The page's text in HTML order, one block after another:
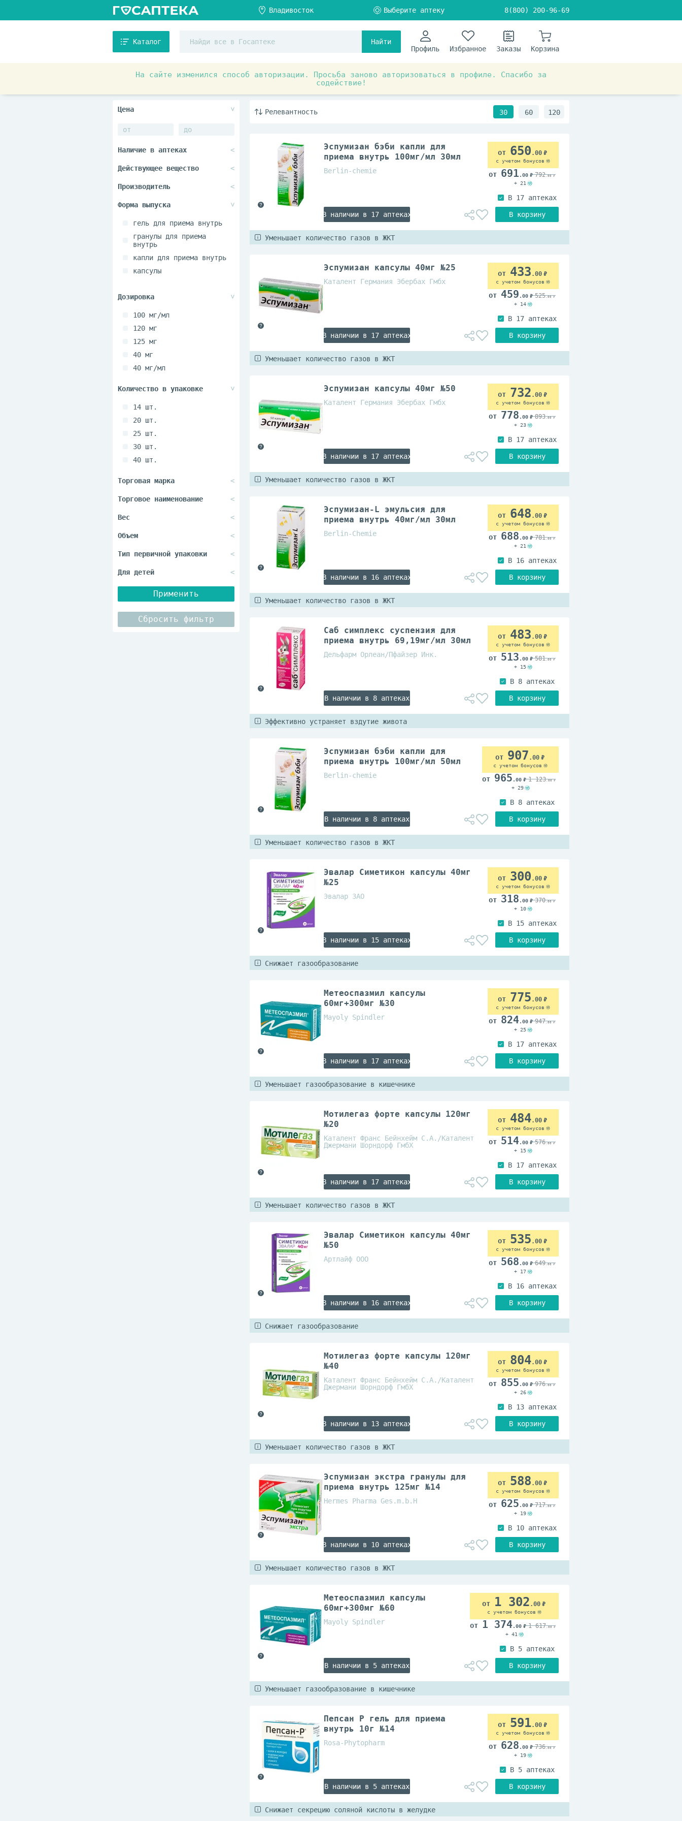
8(800) 200-96-69
Каталог
Найти
Профиль
Избранное Заказы Корзина
На сайте изменился способ авторизации. Просьба заново авторизоваться в профиле. Спасибо за
содействие!
Препараты при заболеваниях органов и систем
гель для приема внутрь
гранулы для приема
внутрь
капли для приема внутрь
капсулы
для приема внутрь
суспензия для приема
внутрь
100 мг/мл
120 мг
125 мг
40 мг
40 мг/мл
69.19 мг/мл
80 мг
14 шт.
20 шт.
25 шт.
30 шт.
40 шт.
Применить
Сбросить фильтр
Релевантность 30 60 120
Эспумизан бэби капли для
приема внутрь 100мг/мл 30мл
Berlin-chemie
В наличии в 17 аптеках
650 .00
с учетом бонусов
691 .00 792.00
+ 21
Уменьшает количество газов в ЖКТ
Эспумизан капсулы 40мг №25
Каталент Германия Эбербах Гмбх
В наличии в 17 аптеках
433 .00
с учетом бонусов
459 .00 525.00
+ 14
Уменьшает количество газов в ЖКТ
Эспумизан капсулы 40мг №50
Каталент Германия Эбербах Гмбх
В наличии в 17 аптеках
732 .00
с учетом бонусов
778 .00 893.00
+ 23
Уменьшает количество газов в ЖКТ
Эспумизан-L эмульсия для
приема внутрь 40мг/мл 30мл
Berlin-Chemie
В наличии в 16 аптеках
648 .00
с учетом бонусов
688 .00 781.00
+ 21
Уменьшает количество газов в ЖКТ
Саб симплекс суспензия для
приема внутрь 69,19мг/мл 30мл
Дельфарм Орлеан/Пфайзер Инк.
В наличии в 8 аптеках
483 .00
с учетом бонусов
513 .00 581.00
+ 15
Эффективно устраняет вздутие живота
Эспумизан бэби капли для
приема внутрь 100мг/мл 50мл
Berlin-chemie
В наличии в 8 аптеках
907 .00
с учетом бонусов
965 .00 1 123.00
+ 29
Уменьшает количество газов в ЖКТ
Эвалар Симетикон капсулы 40мг
№25
Эвалар ЗАО
В наличии в 15 аптеках
300 .00
с учетом бонусов
318 .00 370.00
+ 10
Снижает газообразование
Метеоспазмил капсулы
60мг+300мг №30
Mayoly Spindler
В наличии в 17 аптеках
775 .00
с учетом бонусов
824.00 947.00
+ 25
Уменьшает газообразование в кишечнике
Мотилегаз форте капсулы 120мг
№20
Каталент Франс Бейнхейм С.А./Каталент
Джермани Шорндорф ГмбХ
В наличии в 17 аптеках
484.00
с учетом бонусов
514.00 576.00
+ 15
Уменьшает количество газов в ЖКТ
Эвалар Симетикон капсулы 40мг
№50
Артлайф ООО
В наличии в 16 аптеках
535 .00
с учетом бонусов
568 .00 649.00
+ 17
Снижает газообразование
Мотилегаз форте капсулы 120мг
№40
Каталент Франс Бейнхейм С.А./Каталент
Джермани Шорндорф ГмбХ
В наличии в 13 аптеках
804.00
с учетом бонусов
855 .00 976.00
+ 26
Уменьшает количество газов в ЖКТ
Эспумизан экстра гранулы для
приема внутрь 125мг №14
Hermes Pharma Ges.m.b.H
В наличии в 10 аптеках
588 .00
с учетом бонусов
625 .00 717.00
+ 19
Уменьшает количество газов в ЖКТ
Метеоспазмил капсулы
60мг+300мг №60
Mayoly Spindler
В наличии в 5 аптеках
1 302 .00
с учетом бонусов
1 374.00 1 617.00
+ 41
Уменьшает газообразование в кишечнике
Пепсан Р гель для приема
внутрь 10г №14
Rosa-Phytopharm
В наличии в 5 аптеках
591.00
с учетом бонусов
628 .00 736.00
+ 19
Снижает секрецию соляной кислоты в желудке